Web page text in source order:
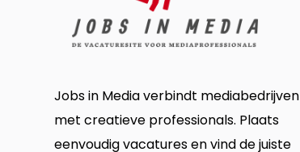
Jobs in Media verbindt mediabedrijven
met creatieve professionals. Plaats
eenvoudig vacatures en vind de juiste